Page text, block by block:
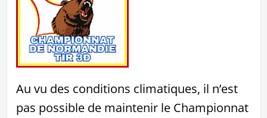
Au vu des conditions climatiques, il n’est
pas possible de maintenir le Championnat